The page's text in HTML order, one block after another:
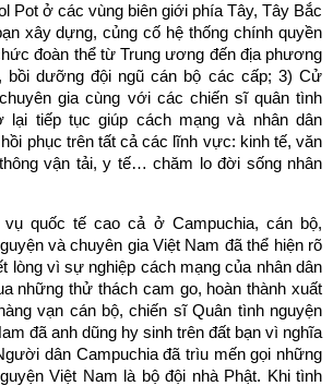
Pot ở các vùng biên giới phía Tây, Tây Bắc
xây dựng, củng cố hệ thống chính quyền
đoàn thể từ Trung ương đến địa phương
bồi dưỡng đội ngũ cán bộ các cấp; 3) Cử
gia cùng với các chiến sĩ quân tình
lại tiếp tục giúp cách mạng và nhân dân
phục trên tất cả các lĩnh vực: kinh tế, văn
vận tải, y tế… chăm lo đời sống nhân
quốc tế cao cả ở Campuchia, cán bộ,
và chuyên gia Việt Nam đã thể hiện rõ
lòng vì sự nghiệp cách mạng của nhân dân
những thử thách cam go, hoàn thành xuất
vạn cán bộ, chiến sĩ Quân tình nguyện
đã anh dũng hy sinh trên đất bạn vì nghĩa
dân Campuchia đã trìu mến gọi những
Việt Nam là bộ đội nhà Phật. Khi tình